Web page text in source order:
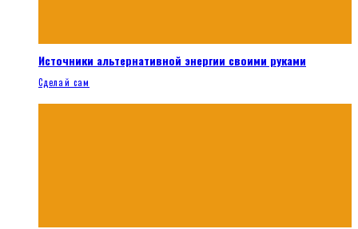
Источники альтернативной энергии своими руками
Сделай сам